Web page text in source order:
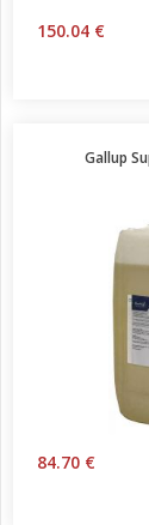
150.04 €
Gallup
84.70 €